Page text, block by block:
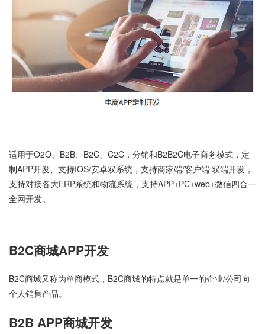
适用于O2O、B2B、B2C、C2C，分销和B2B2C电子商务模式，定
制APP开发、支持IOS/安卓双系统，支持商家端/客户端 双端开发，
支持对接各大ERP系统和物流系统，支持APP+PC+web+微信四合一
全网开发。
B2C商城APP开发
B2C商城又称为单商模式，B2C商城的特点就是单一的企业/公司向
个人销售产品。
B2B APP商城开发